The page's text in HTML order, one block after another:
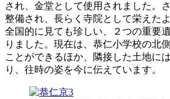
され、金堂として使用されました。
整備され、長らく寺院として栄えた
全国的に見ても珍しい、２つの重要
りました。現在は、恭仁小学校の北
ことができるほか、隣接した土地に
り、往時の姿を今に伝えています。